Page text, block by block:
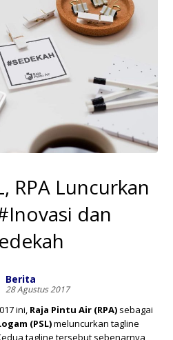
RPA Luncurkan
dan
Berita
28 Agustus 2017
ini, Raja Pintu Air (RPA) sebagai
(PSL)meluncurkan tagline
tagline tersebut sebenarnya